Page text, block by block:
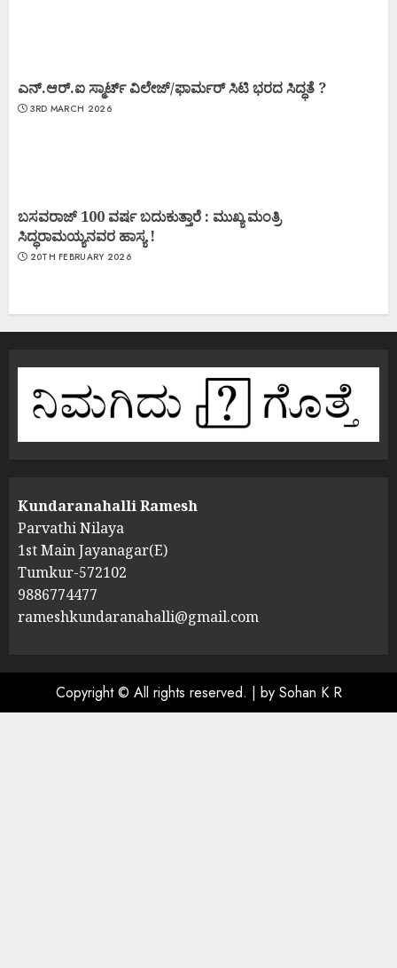
ಎನ್.ಆರ್.ಐ ಸ್ಮಾರ್ಟ್ ವಿಲೇಜ್/ಫಾರ್ಮರ್ ಸಿಟಿ ಭರದ ಸಿದ್ಧತೆ ?
3RD MARCH 2026
ಬಸವರಾಜ್ 100 ವರ್ಷ ಬದುಕುತ್ತಾರೆ : ಮುಖ್ಯ ಮಂತ್ರಿ
ಸಿದ್ಧರಾಮಯ್ಯನವರ ಹಾಸ್ಯ !
20TH FEBRUARY 2026
Kundaranahalli Ramesh
Parvathi Nilaya
1st Main Jayanagar(E)
Tumkur-572102
9886774477
rameshkundaranahalli@gmail.com
Copyright © All rights reserved. | by Sohan K R